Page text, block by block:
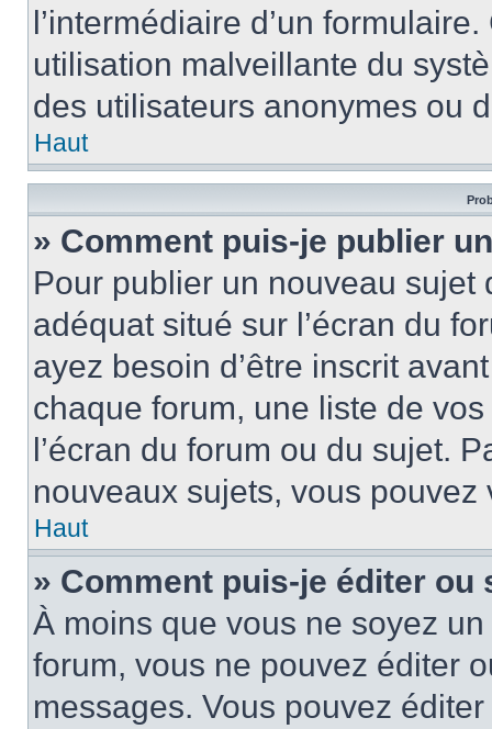
l’intermédiaire d’un
utilisation malveillante du
des utilisateurs anonymes ou
Haut
» Comment puis-je publier
Pour publier un nouveau
adéquat situé sur l’écran du
ayez besoin d’être inscrit
chaque forum, une liste de
l’écran du forum ou du sujet.
nouveaux sujets, vous
Haut
» Comment puis-je éditer
À moins que vous ne soyez
forum, vous ne pouvez éditer
messages. Vous pouvez